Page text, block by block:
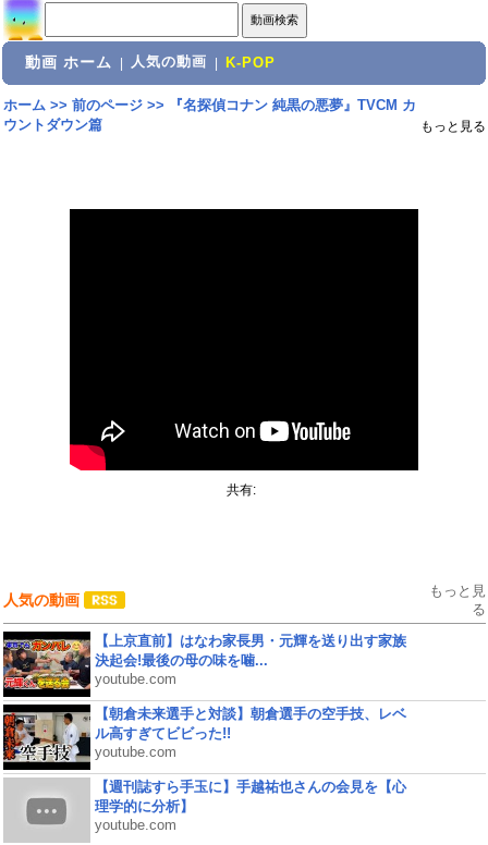
動画 ホーム 人気の動画 K-POP
ホーム>> 前のページ>>
『名探偵コナン 純黒の悪夢』TVCM カ
ウントダウン篇
もっと見る
共有:
人気の動画
もっと見
る
【上京直前】はなわ家長男・元輝を送り出す家族
決起会!最後の母の味を噛...
youtube.com
【朝倉未来選手と対談】朝倉選手の空手技、レベ
ル高すぎてビビった!!
youtube.com
【週刊誌すら手玉に】手越祐也さんの会見を【心
理学的に分析】
youtube.com